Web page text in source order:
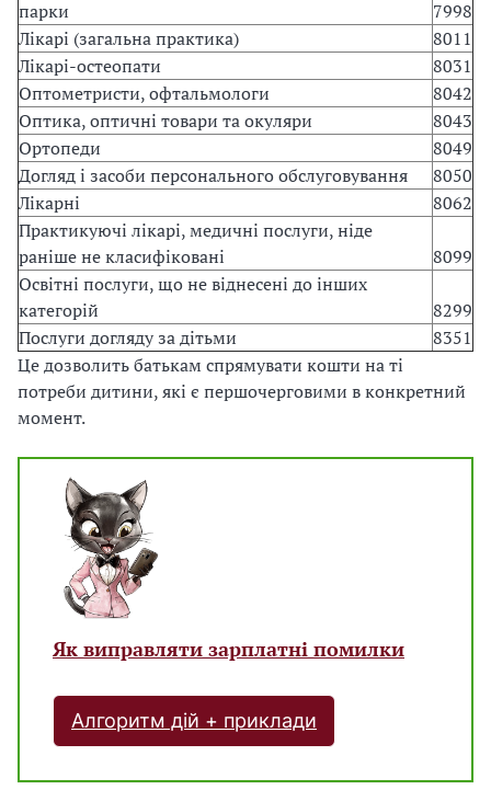
парки
7998
Лікарі (загальна практика)
8011
Лікарі-остеопати
8031
Оптометристи, офтальмологи
8042
Оптика, оптичні товари та окуляри
8043
Ортопеди
8049
Догляд і засоби персонального обслуговування
8050
Лікарні
8062
Практикуючі лікарі, медичні послуги, ніде
раніше не класифіковані
8099
Освітні послуги, що не віднесені до інших
категорій
8299
Послуги догляду за дітьми
8351
Це дозволить батькам спрямувати кошти на ті
потреби дитини, які є першочерговими в конкретний
момент.
Як виправляти зарплатні помилки
Алгоритм дій + приклади